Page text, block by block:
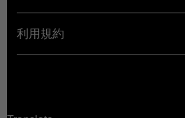
利用規約